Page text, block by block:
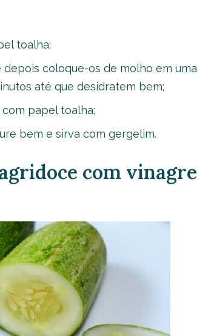
toalha;
coloque-os de molho em uma
até que desidratem bem;
papel toalha;
bem e sirva com gergelim.
com vinagre